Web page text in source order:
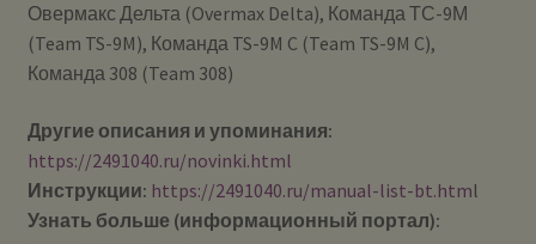
Овермакс Дельта (Overmax Delta), Команда ТС-9М
(Team TS-9M), Команда TS-9M C (Team TS-9M C),
Команда 308 (Team 308)
Другие описания и упоминания:
https://2491040.ru/novinki.html
Инструкции: https://2491040.ru/manual-list-bt.html
Узнать больше (информационный портал):